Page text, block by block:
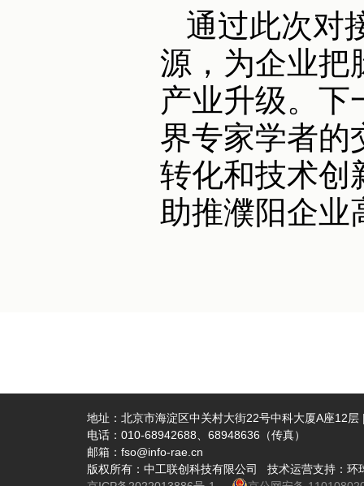
通过此次对
源，为企业把
产业升级。下
界专家学者的
转化和技术创
助推濮阳企业
地址：北京市海淀区中关村大街22号中科大厦A座12层
电话：010-68942688、68948636（传真）
邮箱：fso@info-rae.cn
版权所有：中工联创科技有限公司 技术运营支持：